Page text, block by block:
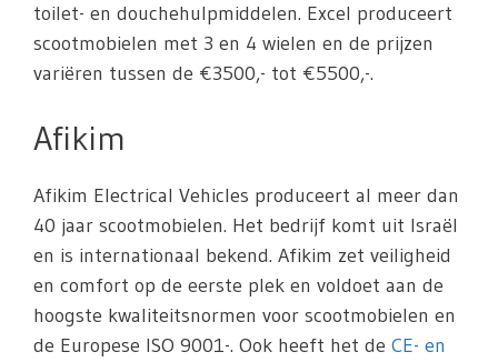
toilet- en douchehulpmiddelen. Excel produceert
scootmobielen met 3 en 4 wielen en de prijzen
variëren tussen de €3500,- tot €5500,-.
Afikim
Afikim Electrical Vehicles produceert al meer dan
40 jaar scootmobielen. Het bedrijf komt uit Israël
en is internationaal bekend. Afikim zet veiligheid
en comfort op de eerste plek en voldoet aan de
hoogste kwaliteitsnormen voor scootmobielen en
de Europese ISO 9001-. Ook heeft het de CE- en